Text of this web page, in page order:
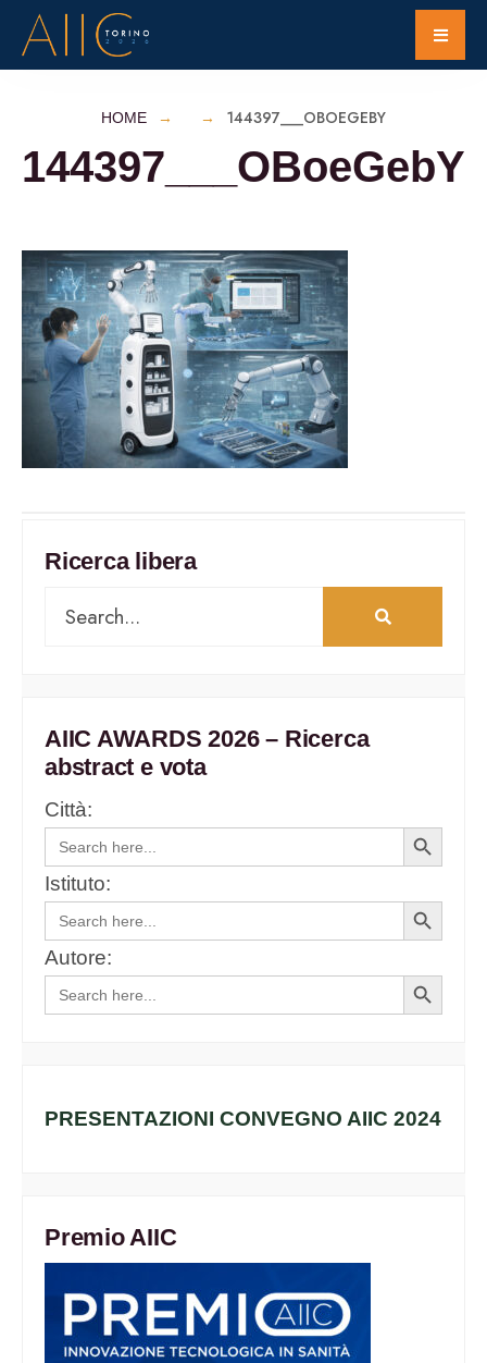
HOME 144397___OBOEGEBY
144397___OBoeGebY
Ricerca libera
AIIC AWARDS 2026 – Ricerca
abstract e vota
Città:
Search
for:
Search
Button
Istituto:
Search
for:
Search
Button
Autore:
Search
for:
Search
Button
PRESENTAZIONI CONVEGNO AIIC 2024
Premio AIIC